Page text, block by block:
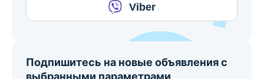
Viber
Подпишитесь на новые объявления с